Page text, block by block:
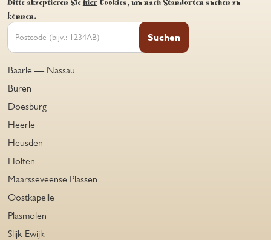
können.
Suchen
Baarle — Nassau
Buren
Doesburg
Heerle
Heusden
Holten
Maarsseveense Plassen
Oostkapelle
Plasmolen
Slijk-Ewijk